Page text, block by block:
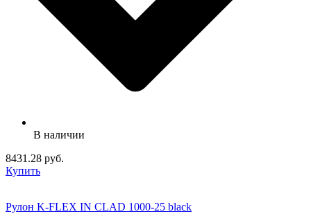
В наличии
8431.28 руб.
Купить
Рулон K-FLEX IN CLAD 1000-25 black